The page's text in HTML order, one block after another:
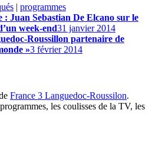
| programmes
: Juan Sebastian De Elcano sur le
week-end31 janvier 2014
Roussillon partenaire de
»3 février 2014
France 3 Languedoc-Roussilon.
les coulisses de la TV, les